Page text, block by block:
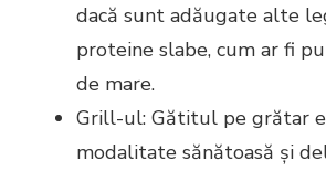
dacă sunt adăugate alte
proteine slabe, cum ar fi
de mare.
Grill-ul: Gătitul pe grătar
modalitate sănătoasă și